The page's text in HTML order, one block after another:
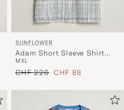
SUNFLOWER
Adam Short Sleeve Shirt
Light Blue Check
MXL
Regulärer Preis
CHF 220 Reduzierter Preis
CHF 88